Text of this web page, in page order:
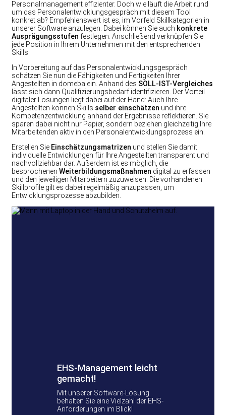
Personalmanagement effizienter. Doch wie läuft die Arbeit rund
um das Personalentwicklungsgespräch mit diesem Tool
konkret ab? Empfehlenswert ist es, im Vorfeld Skillkategorien in
unserer Software anzulegen. Dabei können Sie auch konkrete
Ausprägungsstufen festlegen. Anschließend verknüpfen Sie
jede Position in Ihrem Unternehmen mit den entsprechenden
Skills.
In Vorbereitung auf das Personalentwicklungsgespräch
schätzen Sie nun die Fähigkeiten und Fertigkeiten Ihrer
Angestellten in domeba ein. Anhand des SOLL-IST-Vergleiches
lässt sich dann Qualifizierungsbedarf identifizieren. Der Vorteil
digitaler Lösungen liegt dabei auf der Hand: Auch Ihre
Angestellten können Skills selber einschätzen und ihre
Kompetenzentwicklung anhand der Ergebnisse reflektieren. Sie
sparen dabei nicht nur Papier, sondern beziehen gleichzeitig Ihre
Mitarbeitenden aktiv in den Personalentwicklungsprozess ein.
Erstellen Sie Einschätzungsmatrizen und stellen Sie damit
individuelle Entwicklungen für Ihre Angestellten transparent und
nachvollziehbar dar. Außerdem ist es möglich, die
besprochenen Weiterbildungsmaßnahmen digital zu erfassen
und den jeweiligen Mitarbeitern zuzuweisen. Die vorhandenen
Skillprofile gilt es dabei regelmäßig anzupassen, um
Entwicklungsprozesse abzubilden.
EHS-Management leicht
gemacht!
Mit unserer Software-Lösung
behalten Sie eine Vielzahl der EHS-
Anforderungen im Blick!